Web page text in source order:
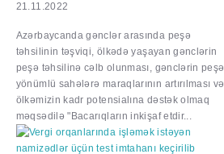
21.11.2022
Azərbaycanda gənclər arasında peşə
təhsilinin təşviqi, ölkədə yaşayan gənclərin
peşə təhsilinə cəlb olunması, gənclərin peşə
yönümlü sahələrə maraqlarının artırılması və
ölkəmizin kadr potensialına dəstək olmaq
məqsədilə "Bacarıqların inkişaf etdir...